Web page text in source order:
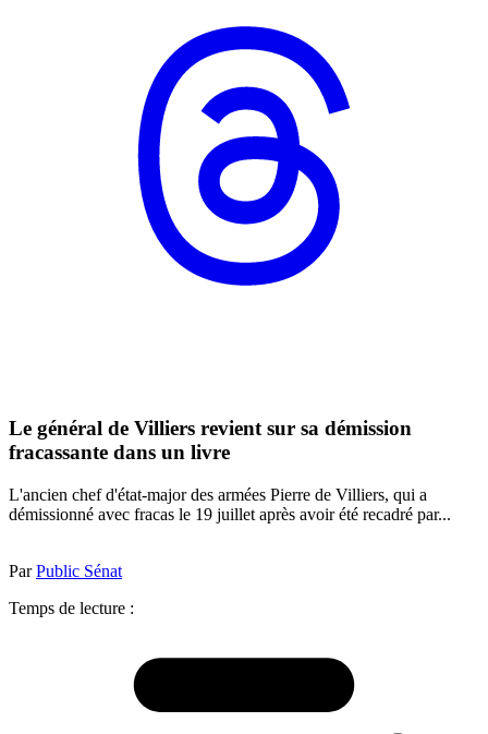
Le général de Villiers revient sur sa démission
fracassante dans un livre
L'ancien chef d'état-major des armées Pierre de Villiers, qui a
démissionné avec fracas le 19 juillet après avoir été recadré par...
ParPublic Sénat
Temps de lecture :